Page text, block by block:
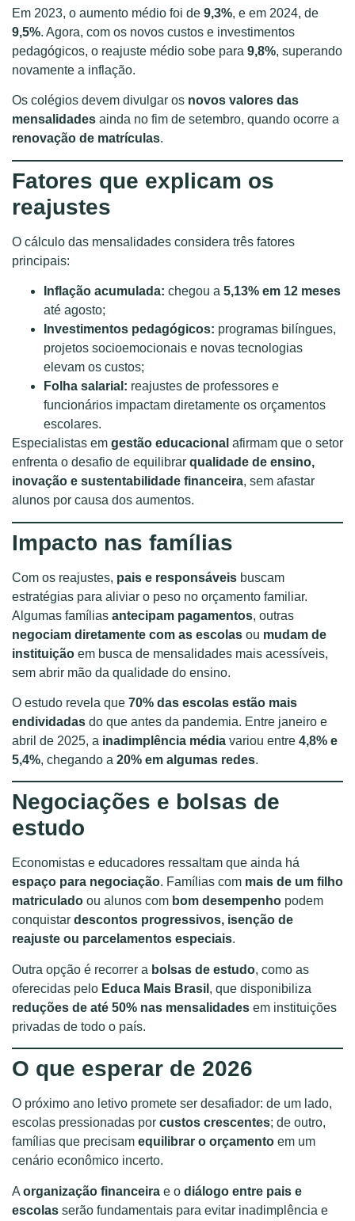
Em 2023, o aumento médio foi de 9,3%, e em 2024, de
9,5%. Agora, com os novos custos e investimentos
pedagógicos, o reajuste médio sobe para 9,8%, superando
novamente a inflação.
Os colégios devem divulgar os novos valores das
mensalidades ainda no fim de setembro, quando ocorre a
renovação de matrículas.
Fatores que explicam os
reajustes
O cálculo das mensalidades considera três fatores
principais:
Inflação acumulada: chegou a 5,13% em 12 meses
até agosto;
Investimentos pedagógicos: programas bilíngues,
projetos socioemocionais e novas tecnologias
elevam os custos;
Folha salarial: reajustes de professores e
funcionários impactam diretamente os orçamentos
escolares.
Especialistas em gestão educacional afirmam que o setor
enfrenta o desafio de equilibrar qualidade de ensino,
inovação e sustentabilidade financeira, sem afastar
alunos por causa dos aumentos.
Impacto nas famílias
Com os reajustes, pais e responsáveis buscam
estratégias para aliviar o peso no orçamento familiar.
Algumas famílias antecipam pagamentos, outras
negociam diretamente com as escolas ou mudam de
instituição em busca de mensalidades mais acessíveis,
sem abrir mão da qualidade do ensino.
O estudo revela que 70% das escolas estão mais
endividadas do que antes da pandemia. Entre janeiro e
abril de 2025, a inadimplência média variou entre 4,8% e
5,4%, chegando a 20% em algumas redes.
Negociações e bolsas de
estudo
Economistas e educadores ressaltam que ainda há
espaço para negociação. Famílias com mais de um filho
matriculado ou alunos com bom desempenho podem
conquistar descontos progressivos, isenção de
reajuste ou parcelamentos especiais.
Outra opção é recorrer a bolsas de estudo, como as
oferecidas pelo Educa Mais Brasil , que disponibiliza
reduções de até 50% nas mensalidades em instituições
privadas de todo o país.
O que esperar de 2026
O próximo ano letivo promete ser desafiador: de um lado,
escolas pressionadas por custos crescentes; de outro,
famílias que precisam equilibrar o orçamento em um
cenário econômico incerto.
A organização financeira e o diálogo entre pais e
escolas serão fundamentais para evitar inadimplência e